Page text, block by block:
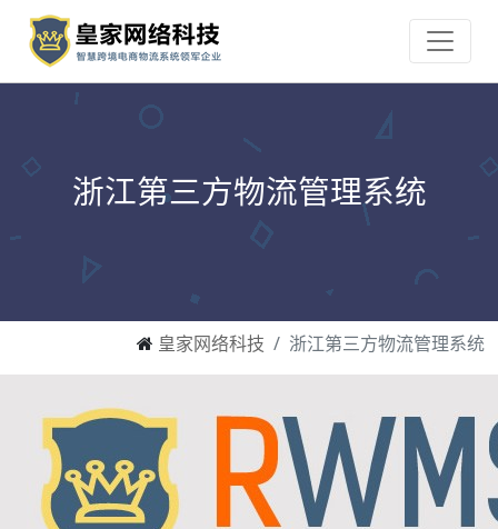
浙江第三方物流管理系统
皇家网络科技 浙江第三方物流管理系统